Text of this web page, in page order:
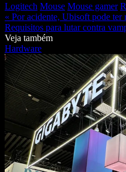
Logitech Mouse Mouse gamer
« Por acidente, Ubisoft pode
Requisitos para lutar contra
Veja também
Hardware